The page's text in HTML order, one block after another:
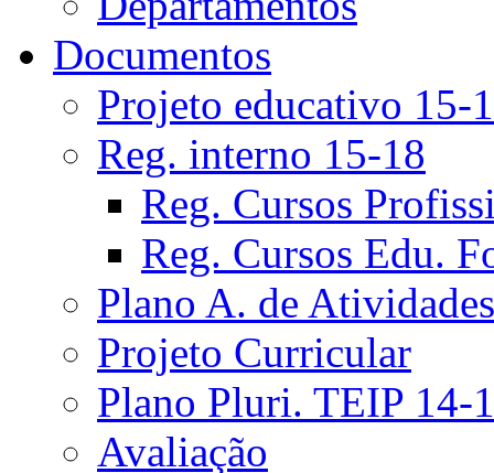
Documentos
Projeto educativo 15-
Reg. interno 15-18
Reg. Cursos
Reg. Cursos Edu.
Plano A. de Atividades
Projeto Curricular
Plano Pluri. TEIP 14-
Avaliação